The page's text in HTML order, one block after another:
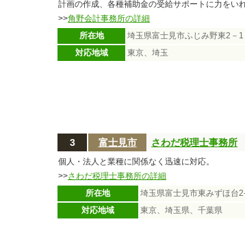
計画の作成、各種補助金の受給サポートに力をい
>>角野会計事務所の詳細
所在地
埼玉県富士見市ふじみ野東2
対応地域
東京、埼玉
3 富士見市 さわだ税理士事務所
個人・法人と業種に関係なく迅速に対応。
>>さわだ税理士事務所の詳細
所在地
埼玉県富士見市東みずほ台
対応地域
東京、埼玉県、千葉県